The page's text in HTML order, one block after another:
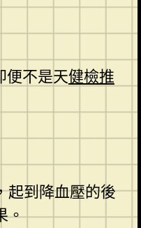
便不是天健檢推
起到降血壓的後
。